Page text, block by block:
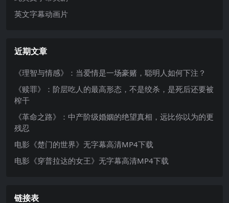
英文字幕动画片
近期文章
《理智与情感》：当爱情是一场豪赌，聪明人如何下注？
《赎罪》：阶层吃人的最高形态，不是绞杀，是死后还要被
榨干
《革命之路》：中产阶级婚姻的绝望真相，远比你以为的更
残忍
电影《楚门的世界》无字幕高清MP4下载
电影《穿普拉达的女王》无字幕高清MP4下载
链接表